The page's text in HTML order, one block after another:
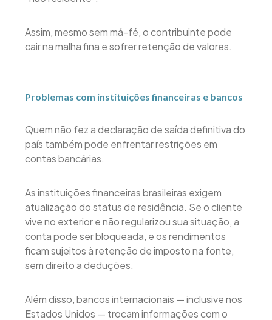
Assim, mesmo sem má-fé, o contribuinte pode
cair na malha fina e sofrer retenção de valores.
Problemas com instituições financeiras e bancos
Quem não fez a declaração de saída definitiva do
país também pode enfrentar restrições em
contas bancárias.
As instituições financeiras brasileiras exigem
atualização do status de residência. Se o cliente
vive no exterior e não regularizou sua situação, a
conta pode ser bloqueada, e os rendimentos
ficam sujeitos à retenção de imposto na fonte,
sem direito a deduções.
Além disso, bancos internacionais — inclusive nos
Estados Unidos — trocam informações com o